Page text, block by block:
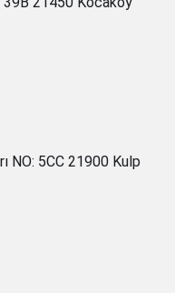
NO: 5CC 21900 Kulp